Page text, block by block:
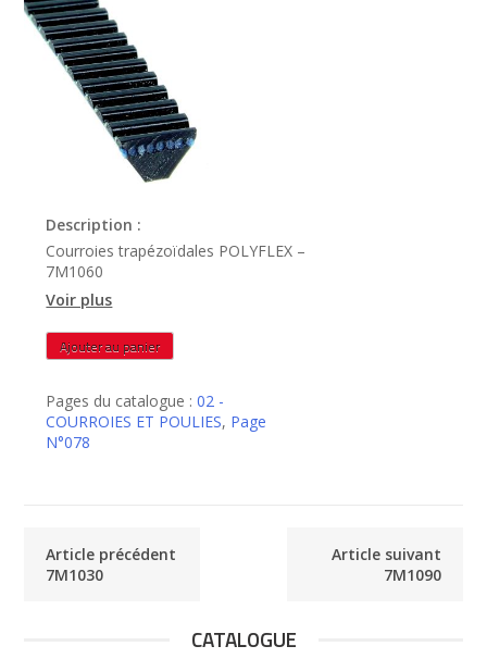
Description :
Courroies trapézoïdales POLYFLEX –
7M1060
Voir plus
quantité
de
Ajouter au panier
Pages du catalogue :02 -
COURROIES ET POULIES, Page
N°078
Article précédent
7M1030
Article suivant
7M1090
CATALOGUE